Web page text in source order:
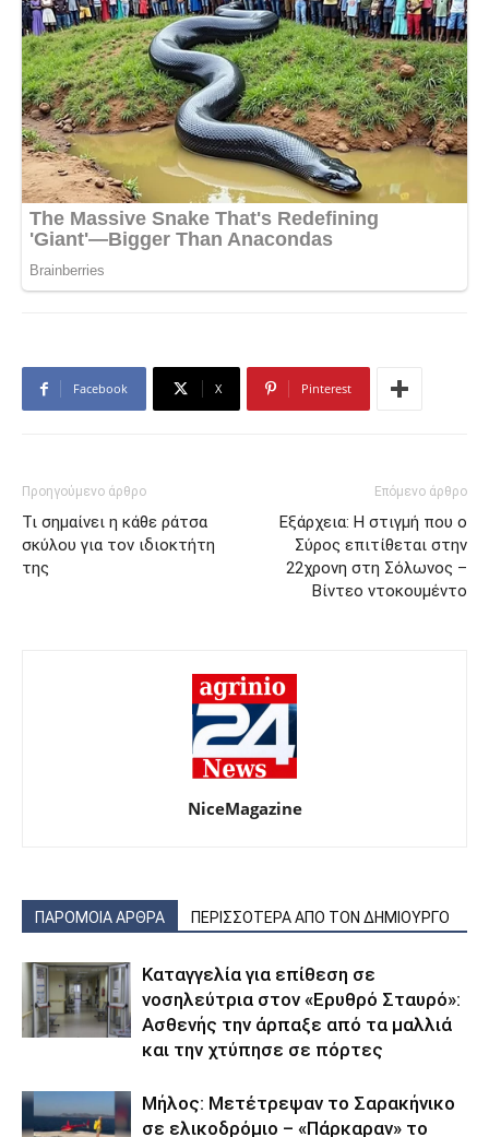
Facebook X Pinterest
Προηγούμενο άρθρο
Τι σημαίνει η κάθε ράτσα
σκύλου για τον ιδιοκτήτη
της
Επόμενο άρθρο
Εξάρχεια: Η στιγμή που ο
Σύρος επιτίθεται στην
22χρονη στη Σόλωνος –
Βίντεο ντοκουμέντο
NiceMagazine
ΠΑΡΟΜΟΙΑ ΑΡΘΡΑ ΠΕΡΙΣΣΟΤΕΡΑ ΑΠΟ ΤΟΝ ΔΗΜΙΟΥΡΓΟ
Καταγγελία για επίθεση σε
νοσηλεύτρια στον «Ερυθρό Σταυρό»:
Ασθενής την άρπαξε από τα μαλλιά
και την χτύπησε σε πόρτες
Μήλος: Μετέτρεψαν το Σαρακήνικο
σε ελικοδρόμιο – «Πάρκαραν» το